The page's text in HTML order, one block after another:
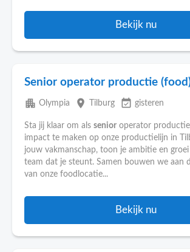
Bekijk nu
Senior operator productie
apartment Olympia place Tilburg event_available gisteren
Sta jij klaar om als senior operator
impact te maken op onze productielijn in
jouw vakmanschap, toon je ambitie en
team dat je steunt. Samen bouwen we aan
van onze foodlocatie...
Bekijk nu